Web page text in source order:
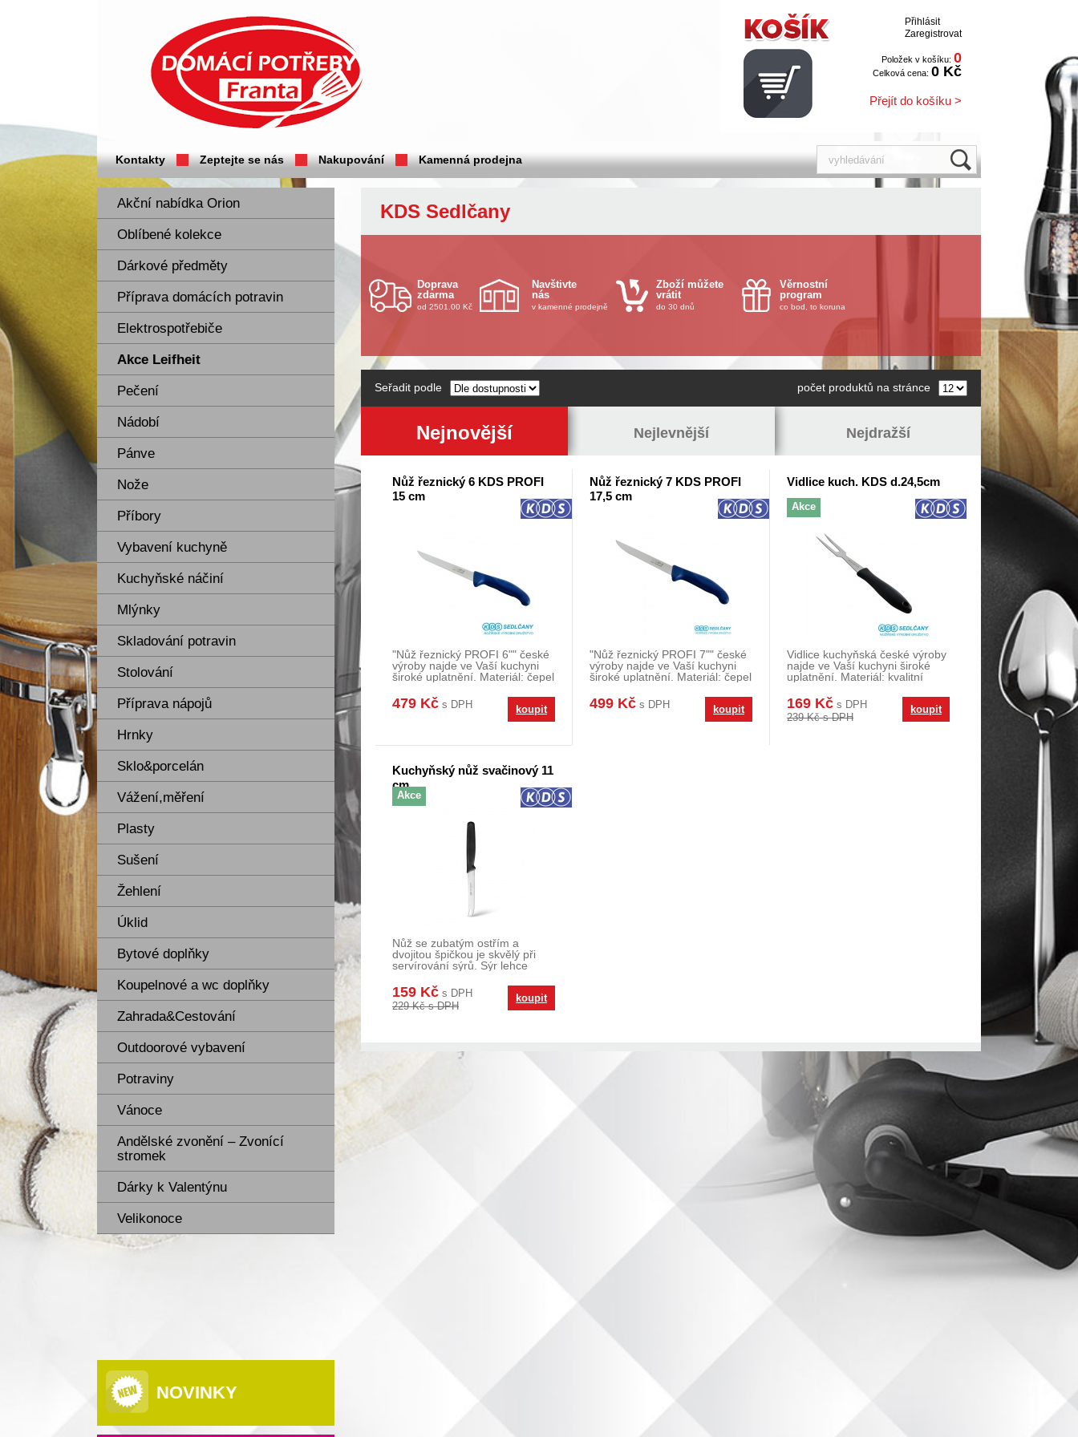
Přihlásit
Zaregistrovat
Položek v košíku: 0
Celková cena: 0 Kč
Přejít do košíku >
Kontakty Zeptejte se nás Nakupování Kamenná prodejna
Akční nabídka Orion
Oblíbené kolekce
Dárkové předměty
Příprava domácích potravin
Elektrospotřebiče
Akce Leifheit
Pečení
Nádobí
Pánve
Nože
Příbory
Vybavení kuchyně
Kuchyňské náčiní
Mlýnky
Skladování potravin
Stolování
Příprava nápojů
Hrnky
Sklo&porcelán
Vážení,měření
Plasty
Sušení
Žehlení
Úklid
Bytové doplňky
Koupelnové a wc doplňky
Zahrada&Cestování
Outdoorové vybavení
Potraviny
Vánoce
Andělské zvonění – Zvonící
stromek
Dárky k Valentýnu
Velikonoce
NOVINKY
KDS Sedlčany
Doprava
zdarma
od 2501.00 Kč
Navštivte
nás
v kamenné prodejně
Zboží můžete
vrátit
do 30 dnů
Věrnostní
program
co bod, to koruna
Seřadit podle počet produktů na stránce
Nejnovější Nejlevnější Nejdražší
Nůž řeznický 6 KDS PROFI
15 cm
"Nůž řeznický PROFI 6"" české
výroby najde ve Vaší kuchyni
široké uplatnění. Materiál: čepel
479 Kč s DPH koupit
Nůž řeznický 7 KDS PROFI
17,5 cm
"Nůž řeznický PROFI 7"" české
výroby najde ve Vaší kuchyni
široké uplatnění. Materiál: čepel
499 Kč s DPH koupit
Akce
Vidlice kuch. KDS d.24,5cm
Vidlice kuchyňská české výroby
najde ve Vaší kuchyni široké
uplatnění. Materiál: kvalitní
169 Kč s DPH
239 Kč s DPH
koupit
Akce
Kuchyňský nůž svačinový 11
cm
Nůž se zubatým ostřím a
dvojitou špičkou je skvělý při
servírování sýrů. Sýr lehce
159 Kč s DPH
229 Kč s DPH
koupit